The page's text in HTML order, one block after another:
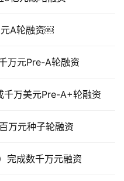
元A轮融资￼
万元Pre-A轮融资
千万美元Pre-A+轮融资
万元种子轮融资
完成数千万元融资